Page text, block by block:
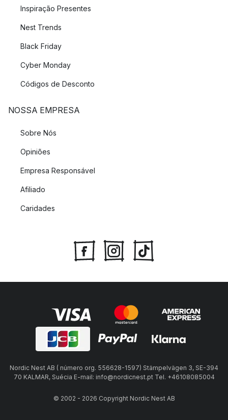
Inspiração Presentes
Nest Trends
Black Friday
Cyber Monday
Códigos de Desconto
NOSSA EMPRESA
Sobre Nós
Opiniões
Empresa Responsável
Afiliado
Caridades
Nordic Nest AB ( número org. 556628-1597) Stämpelvägen 3, SE-394
70 KALMAR, Suécia E-mail: info@nordicnest.pt Tel. +46108085004
© 2002 - 2026 Copyright Nordic Nest AB